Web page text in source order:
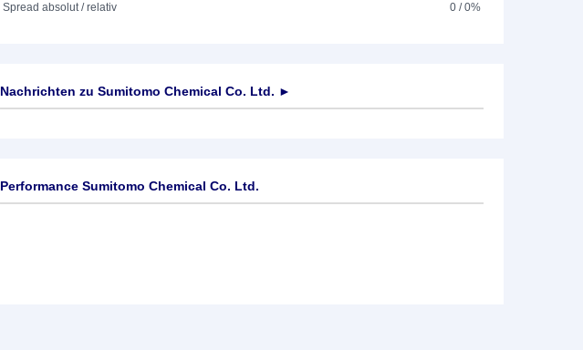
Spread absolut / relativ
0 / 0%
Nachrichten zu Sumitomo Chemical Co. Ltd. ►
Performance Sumitomo Chemical Co. Ltd.